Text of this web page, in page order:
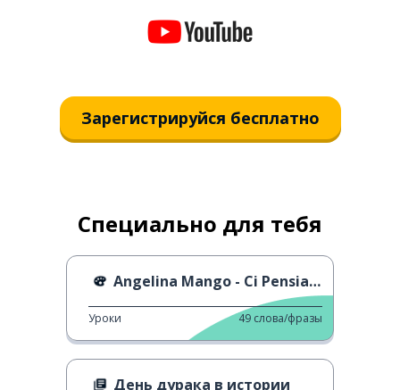
Зарегистрируйся бесплатно
Специально для тебя
Angelina Mango - Ci Pensiamo Domani
Уроки 49 слова/фразы
День дурака в истории